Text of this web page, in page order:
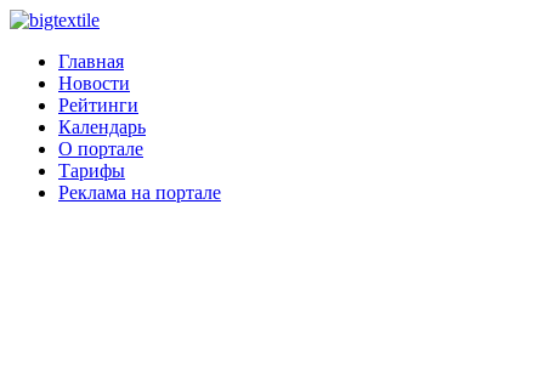
Главная
Новости
Рейтинги
Календарь
О портале
Тарифы
Реклама на портале